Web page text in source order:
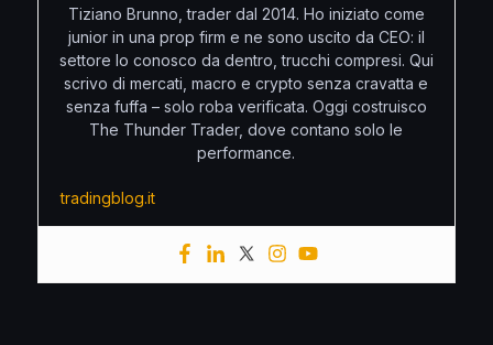
Tiziano Brunno, trader dal 2014. Ho iniziato come
junior in una prop firm e ne sono uscito da CEO: il
settore lo conosco da dentro, trucchi compresi. Qui
scrivo di mercati, macro e crypto senza cravatta e
senza fuffa – solo roba verificata. Oggi costruisco
The Thunder Trader, dove contano solo le
performance.
tradingblog.it